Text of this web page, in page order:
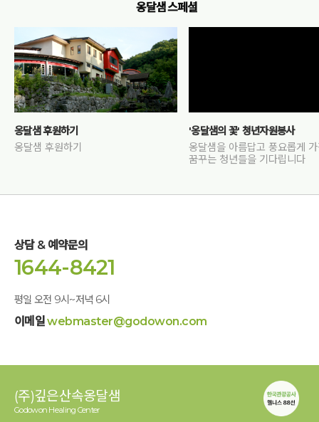
옹달샘 스페셜
옹달샘 후원하기
옹달샘 후원하기
'옹달샘의 꽃' 청년자원봉사
옹달샘을 아름답고 풍요롭게
꿈꾸는 청년들을 기다립니다
상담 & 예약문의
1644-8421
평일 오전 9시~저녁 6시
이메일webmaster@godowon.com
(주)깊은산속옹달샘
Godowon Healing Center